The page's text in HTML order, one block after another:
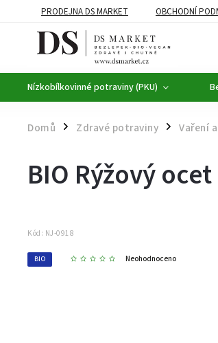
PRODEJNA DS MARKET OBCHODNÍ
BEZLEPKOVÉ POTRAVINY
Nízkobílkovinné potraviny (PKU)
Domů / Zdravé potraviny / Vaření
BIO Rýžový
Kód: NJ-0918
BIO Neohodnoceno